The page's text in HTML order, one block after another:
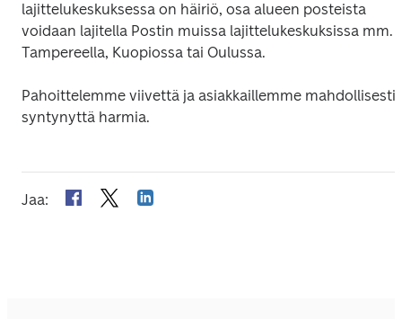
lajittelukeskuksessa on häiriö, osa alueen posteista
voidaan lajitella Postin muissa lajittelukeskuksissa mm.
Tampereella, Kuopiossa tai Oulussa.
Pahoittelemme viivettä ja asiakkaillemme mahdollisesti
syntynyttä harmia.
Jaa: